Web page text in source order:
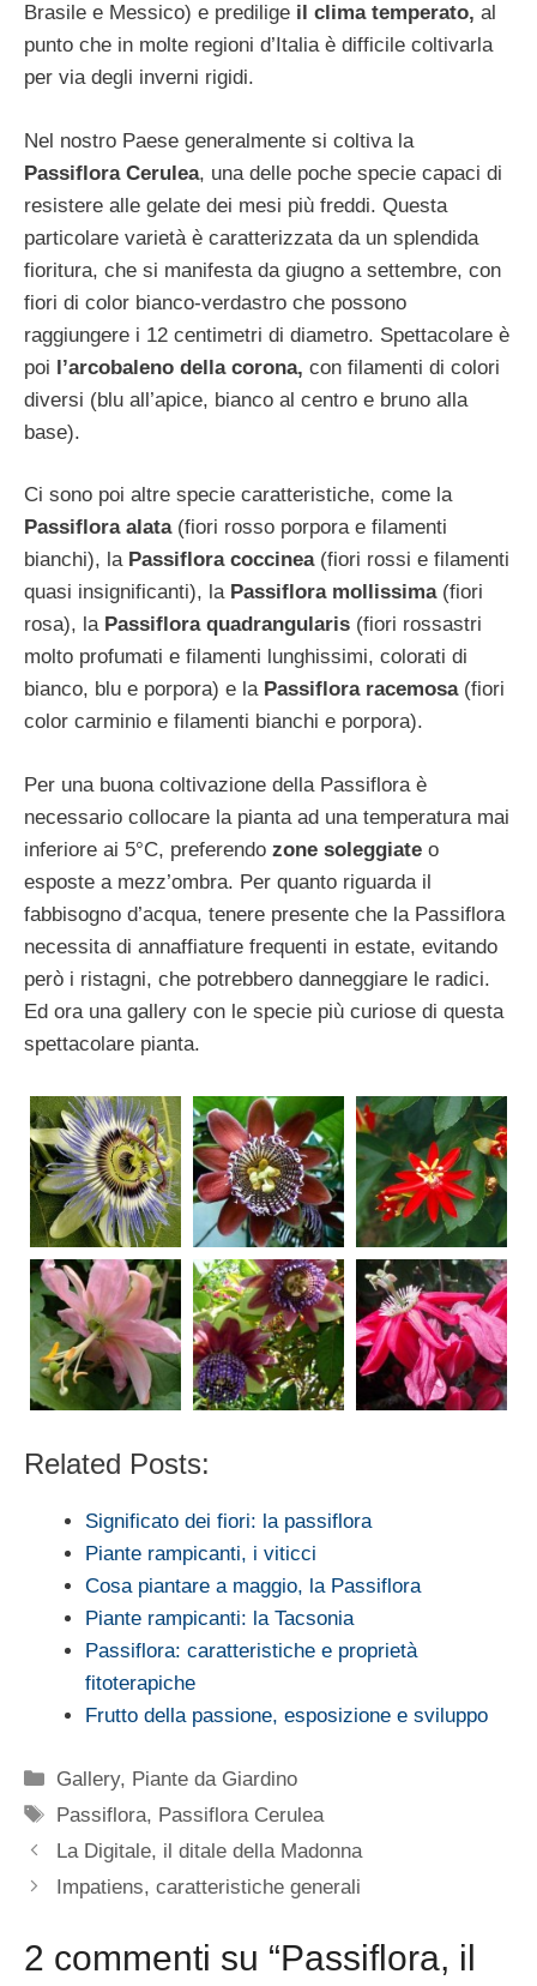
Brasile e Messico) e predilige il clima temperato, al
punto che in molte regioni d’Italia è difficile coltivarla
per via degli inverni rigidi.
Nel nostro Paese generalmente si coltiva la
Passiflora Cerulea, una delle poche specie capaci di
resistere alle gelate dei mesi più freddi. Questa
particolare varietà è caratterizzata da un splendida
fioritura, che si manifesta da giugno a settembre, con
fiori di color bianco-verdastro che possono
raggiungere i 12 centimetri di diametro. Spettacolare è
poi l’arcobaleno della corona, con filamenti di colori
diversi (blu all’apice, bianco al centro e bruno alla
base).
Ci sono poi altre specie caratteristiche, come la
Passiflora alata(fiori rosso porpora e filamenti
bianchi), laPassiflora coccinea(fiori rossi e filamenti
quasi insignificanti), la Passiflora mollissima(fiori
rosa), la Passiflora quadrangularis (fiori rossastri
molto profumati e filamenti lunghissimi, colorati di
bianco, blu e porpora) e la Passiflora racemosa(fiori
color carminio e filamenti bianchi e porpora).
Per una buona coltivazione della Passiflora è
necessario collocare la pianta ad una temperatura mai
inferiore ai 5°C, preferendo zone soleggiate o
esposte a mezz’ombra. Per quanto riguarda il
fabbisogno d’acqua, tenere presente che la Passiflora
necessita di annaffiature frequenti in estate, evitando
però i ristagni, che potrebbero danneggiare le radici.
Ed ora una gallery con le specie più curiose di questa
spettacolare pianta.
Related Posts:
Significato dei fiori: la passiflora
Piante rampicanti, i viticci
Cosa piantare a maggio, la Passiflora
Piante rampicanti: la Tacsonia
Passiflora: caratteristiche e proprietà
fitoterapiche
Frutto della passione, esposizione e sviluppo
Categorie
Gallery, Piante da Giardino
Tag
Passiflora, Passiflora Cerulea
La Digitale, il ditale della Madonna
Impatiens, caratteristiche generali
2 commenti su “Passiflora, il